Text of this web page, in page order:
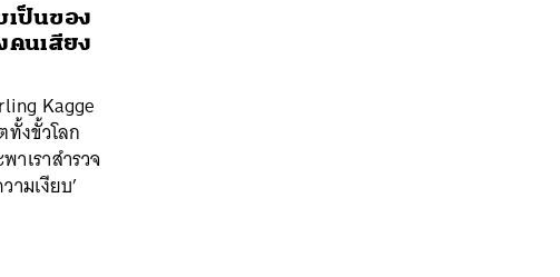
เป็นของ
คนเสียง
Kagge
งขั้วโลก
าเราสำรวจ
มเงียบ’
ค้นหา